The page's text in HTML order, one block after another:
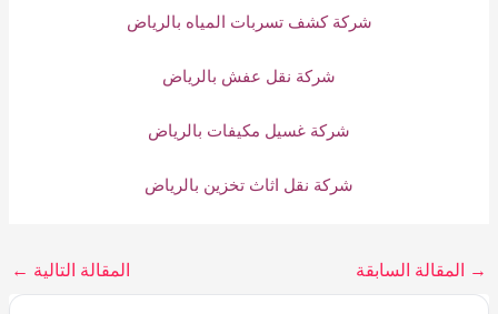
شركة كشف تسربات المياه بالرياض
شركة نقل عفش بالرياض
شركة غسيل مكيفات بالرياض
شركة نقل اثاث تخزين بالرياض
→ المقالة السابقة المقالة التالية ←